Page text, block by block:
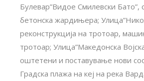
Булевар”Видое Смилевски Бато”,
бетонска жардињера;
реконструкција на тротоар,
тротоар; Улица”Македонска
оштетени и поставување нови
Градска плажа на кеј на река